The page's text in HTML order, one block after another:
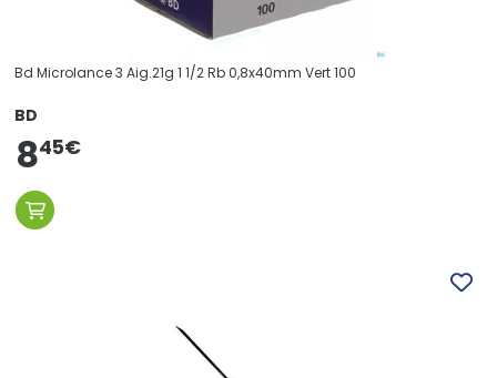
Bd Microlance 3 Aig.21g 1 1/2 Rb 0,8x40mm Vert 100
BD
845€